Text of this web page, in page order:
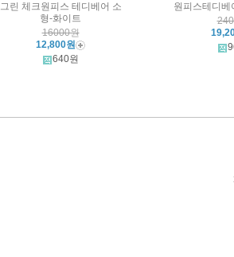
그린 체크원피스 테디베어 소
형-화이트
16000원
12,800원
640원
원피스테디베